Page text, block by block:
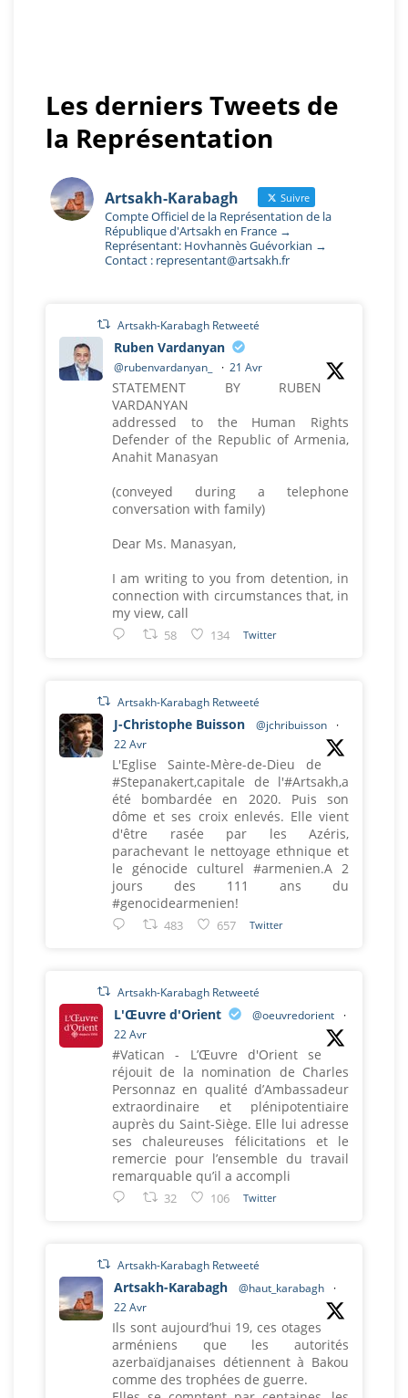
Les derniers Tweets de
la Représentation
Artsakh-Karabagh Suivre
Compte Officiel de la Représentation de la
République d'Artsakh en France →
Représentant: Hovhannès Guévorkian →
Contact : representant@artsakh.fr
Artsakh-Karabagh Retweeté
Ruben Vardanyan
@rubenvardanyan_ · 21 Avr
STATEMENT BY RUBEN
VARDANYAN
addressed to the Human Rights
Defender of the Republic of Armenia,
Anahit Manasyan
(conveyed during a telephone
conversation with family)
Dear Ms. Manasyan,
I am writing to you from detention, in
connection with circumstances that, in
my view, call
58 134 Twitter
Artsakh-Karabagh Retweeté
J-Christophe Buisson @jchribuisson
·
22 Avr
L'Eglise Sainte-Mère-de-Dieu de
#Stepanakert,capitale de l'#Artsakh,a
été bombardée en 2020. Puis son
dôme et ses croix enlevés. Elle vient
d'être rasée par les Azéris,
parachevant le nettoyage ethnique et
le génocide culturel #armenien.A 2
jours des 111 ans du
#genocidearmenien!
483 657 Twitter
Artsakh-Karabagh Retweeté
L'Œuvre d'Orient @oeuvredorient
·
22 Avr
#Vatican - L’Œuvre d'Orient se
réjouit de la nomination de Charles
Personnaz en qualité d’Ambassadeur
extraordinaire et plénipotentiaire
auprès du Saint-Siège. Elle lui adresse
ses chaleureuses félicitations et le
remercie pour l’ensemble du travail
remarquable qu’il a accompli
32 106 Twitter
Artsakh-Karabagh Retweeté
Artsakh-Karabagh @haut_karabagh
·
22 Avr
Ils sont aujourd’hui 19, ces otages
arméniens que les autorités
azerbaïdjanaises détiennent à Bakou
comme des trophées de guerre.